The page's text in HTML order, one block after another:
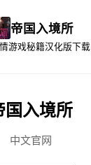
帝国入境所
游戏秘籍汉化版下载
国入境所
中文官网